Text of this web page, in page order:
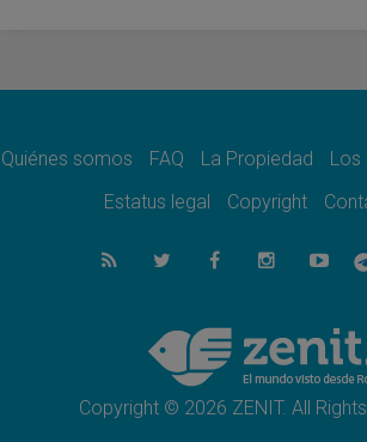
quienes bendicen la guerra
Ucrania: Ataque masivo en
05.08.2026
Colombo: "La visita del Papa
05.08.2026
Iglesia en Uruguay: la visita
fortalecerá la fe y la
Quiénes somos FAQ La Propiedad Los
Estatus legal
Copyright
Copyright © 2026 ZENIT. All